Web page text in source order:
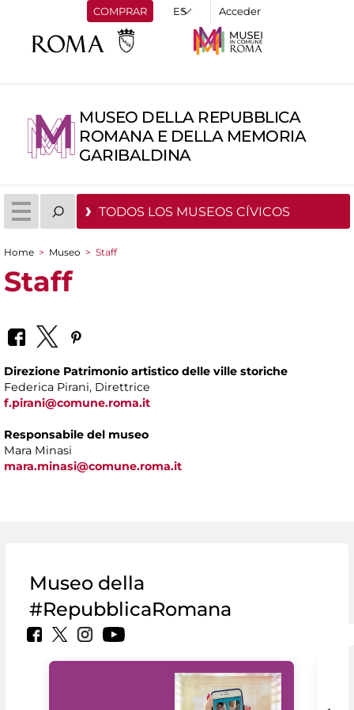
COMPRAR Acceder
MUSEO DELLA REPUBBLICA
ROMANA E DELLA MEMORIA
GARIBALDINA
TODOS LOS MUSEOS CÍVICOS
You are here
Home > Museo > Staff
Staff
Direzione Patrimonio artistico delle ville storiche
Federica Pirani, Direttrice
f.pirani@comune.roma.it
Responsabile del museo
Mara Minasi
mara.minasi@comune.roma.it
Museo della
#RepubblicaRomana